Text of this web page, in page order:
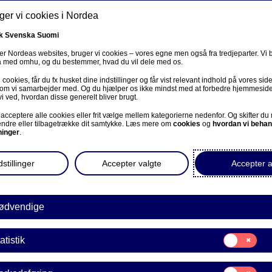
Magasinet
bæredygtighed
været stærkt overrepræsenteret med 14-15
verdens mest bæredygtige virksomheder. En
at Norden kan redde verden, mens hans tyske
vi cookies i Nordea
Svenska Suomi
Nordeas websites, bruger vi cookies – vores egne men også fra tredjeparter. Vi
med omhu, og du bestemmer, hvad du vil dele med os.
cookies, får du fx husket dine indstillinger og får vist relevant indhold på vores
vi samarbejder med. Og du hjælper os ikke mindst med at forbedre
ved, hvordan disse generelt bliver brugt.
alle cookies eller frit vælge mellem kategorierne nedenfor. Og skifter du
eller tilbagetrække dit samtykke. Læs mere om cookies og hvordan vi
.
Accepter
Accepter valgte
Samtykke
til:
Statistik